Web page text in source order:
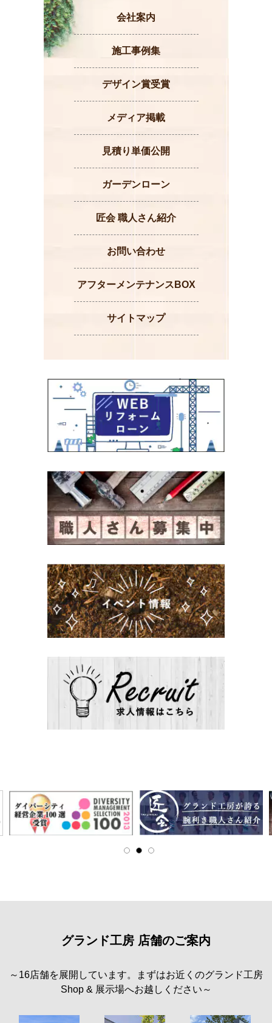
会社案内
施工事例集
デザイン賞受賞
メディア掲載
見積り単価公開
ガーデンローン
匠会 職人さん紹介
お問い合わせ
アフターメンテナンスBOX
サイトマップ
グランド工房 店舗のご案内
～16店舗を展開しています。まずはお近くのグランド工房
Shop & 展示場へお越しください～